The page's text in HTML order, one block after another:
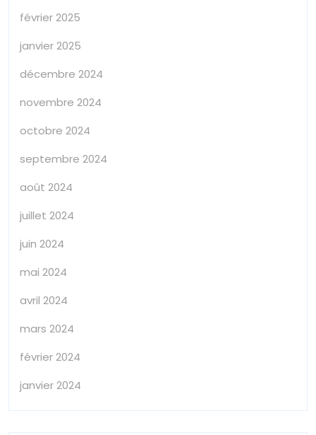
février 2025
janvier 2025
décembre 2024
novembre 2024
octobre 2024
septembre 2024
août 2024
juillet 2024
juin 2024
mai 2024
avril 2024
mars 2024
février 2024
janvier 2024